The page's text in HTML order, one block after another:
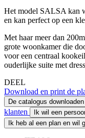
Het model SALSA kan
en kan perfect op een
Met haar meer dan
grote woonkamer die
voor een centraal
ouderlijke suite met
DEEL
Download en print de
De catalogus downloaden
klanten
Ik wil een
Ik heb al een plan en wil